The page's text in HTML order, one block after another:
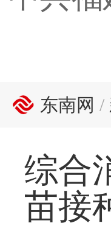
东南网 /
综合
苗接